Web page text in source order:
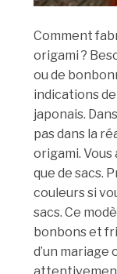
Comment
origami ?
ou de
indications
japonais.
pas dans la
origami. Vous
que de sacs.
couleurs si
sacs. Ce
bonbons et
d’un mariage